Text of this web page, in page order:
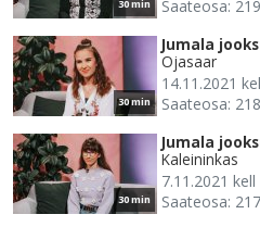
30 min
Saateosa: 219
30 min
Jumala
Ojasaar
14.11.2021
Saateosa: 218
30 min
Jumala
Kaleininkas
7.11.2021 kell
Saateosa: 217